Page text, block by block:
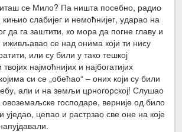
се Мило? Па ништа посебно, радио
кињио слабијег и немоћнијег, ударао на
да га заштити, ко мора да погне главу и
иживљавао се над онима који ти нису
или су били у тако тешкој
најмоћнијих и најбогатијих
си се „обећао“ – оних који су били
али и на земљи црногорској! Слушао
овоземаљске господаре, верније од било
уједао, цепао и растрзао све оне на које